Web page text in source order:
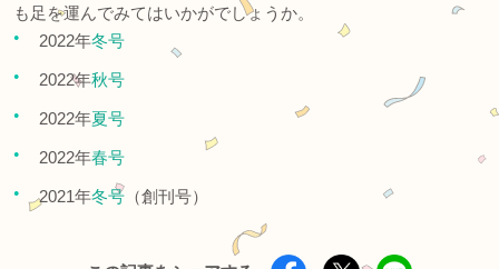
も足を運んでみてはいかがでしょうか。
2022年冬号
2022年秋号
2022年夏号
2022年春号
2021年冬号（創刊号）